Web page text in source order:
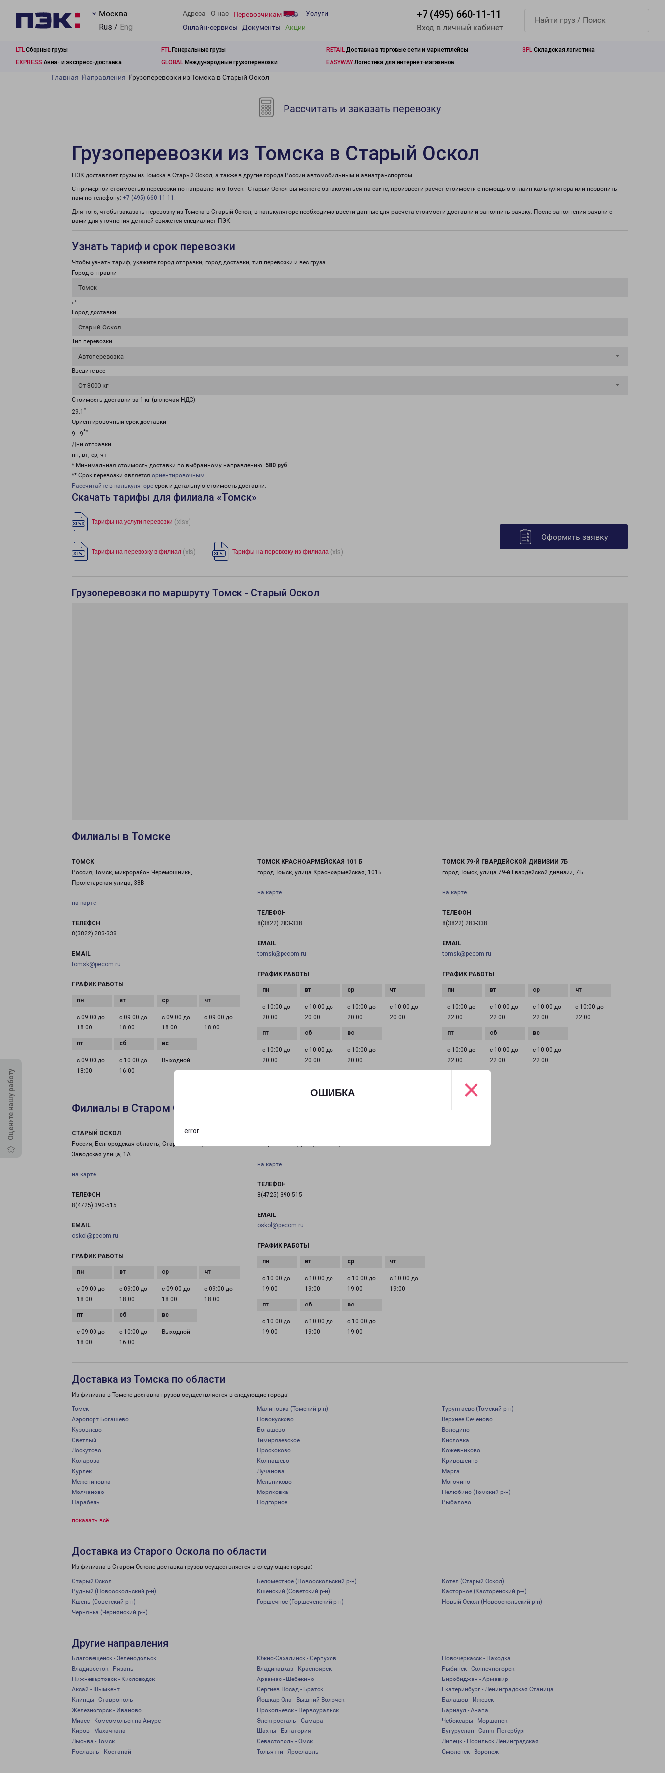
ОШИБКА
error
×
Москва
Rus / Eng
Адреса О нас Перевозчикам
Услуги
Онлайн-сервисы
Документы Акции
+7 (495) 660-11-11
Вход в личный кабинет
LTLСборные грузы FTLГенеральные грузы RETAILДоставка в торговые сети и маркетплейсы 3PL Складская логистика
EXPRESS Авиа- и экспресс-доставка GLOBALМеждународные грузоперевозки EASYWAYЛогистика для интернет-магазинов
Оцените нашу работу
Главная Направления Грузоперевозки из Томска в Старый Оскол
Рассчитать и заказать перевозку
Грузоперевозки из Томска в Старый Оскол
ПЭК доставляет грузы из Томска в Старый Оскол, а также в другие города России автомобильным и авиатранспортом.
С примерной стоимостью перевозки по направлению Томск - Старый Оскол вы можете ознакомиться на сайте, произвести расчет стоимости с помощью онлайн-калькулятора или позвонить
нам по телефону: +7 (495) 660-11-11 .
Для того, чтобы заказать перевозку из Томска в Старый Оскол, в калькуляторе необходимо ввести данные для расчета стоимости доставки и заполнить заявку. После заполнения заявки с
вами для уточнения деталей свяжется специалист ПЭК.
Узнать тариф и срок перевозки
Чтобы узнать тариф, укажите город отправки, город доставки, тип перевозки и вес груза.
Город отправки
Томск
⇄
Город доставки
Старый Оскол
Тип перевозки
Автоперевозка
Введите вес
От 3000 кг
Стоимость доставки за 1 кг (включая НДС)
29.1 *
Ориентировочный срок доставки
9 - 9**
Дни отправки
пн, вт, ср, чт
* Минимальная стоимость доставки по выбранному направлению: 580 руб.
** Срок перевозки является ориентировочным
Рассчитайте в калькуляторе срок и детальную стоимость доставки.
Скачать тарифы для филиала «Томск»
Тарифы на услуги перевозки (xlsx)
Тарифы на перевозку в филиал (xls) Тарифы на перевозку из филиала (xls)
Оформить заявку
Грузоперевозки по маршруту Томск - Старый Оскол
Филиалы в Томске
ТОМСК
Россия, Томск, микрорайон Черемошники,
Пролетарская улица, 38В
на карте
ТЕЛЕФОН
8(3822) 283-338
EMAIL
tomsk@pecom.ru
ГРАФИК РАБОТЫ
с 09:00 до
18:00
с 09:00 до
18:00
с 09:00 до
18:00
с 09:00 до
18:00
с 09:00 до
18:00
с 10:00 до
16:00
Выходной
ТОМСК КРАСНОАРМЕЙСКАЯ 101 Б
город Томск, улица Красноармейская, 101Б
на карте
ТЕЛЕФОН
8(3822) 283-338
EMAIL
tomsk@pecom.ru
ГРАФИК РАБОТЫ
с 10:00 до
20:00
с 10:00 до
20:00
с 10:00 до
20:00
с 10:00 до
20:00
с 10:00 до
20:00
с 10:00 до
20:00
с 10:00 до
20:00
ТОМСК 79-Й ГВАРДЕЙСКОЙ ДИВИЗИИ 7Б
город Томск, улица 79-й Гвардейской дивизии, 7Б
на карте
ТЕЛЕФОН
8(3822) 283-338
EMAIL
tomsk@pecom.ru
ГРАФИК РАБОТЫ
с 10:00 до
22:00
с 10:00 до
22:00
с 10:00 до
22:00
с 10:00 до
22:00
с 10:00 до
22:00
с 10:00 до
22:00
с 10:00 до
22:00
Филиалы в Старом Осколе
СТАРЫЙ ОСКОЛ
Россия, Белгородская область, Старый Оскол,
Заводская улица, 1А
на карте
ТЕЛЕФОН
8(4725) 390-515
EMAIL
oskol@pecom.ru
ГРАФИК РАБОТЫ
с 09:00 до
18:00
с 09:00 до
18:00
с 09:00 до
18:00
с 09:00 до
18:00
с 09:00 до
18:00
с 10:00 до
16:00
Выходной
на карте
ТЕЛЕФОН
8(4725) 390-515
EMAIL
oskol@pecom.ru
ГРАФИК РАБОТЫ
с 10:00 до
19:00
с 10:00 до
19:00
с 10:00 до
19:00
с 10:00 до
19:00
с 10:00 до
19:00
с 10:00 до
19:00
с 10:00 до
19:00
Доставка из Томска по области
Из филиала в Томске доставка грузов осуществляется в следующие города:
Томск Малиновка (Томский р-н)
Турунтаево (Томский р-н)
Аэропорт Богашево
Новокусково
Верхнее Сеченово
Кузовлево
Богашево
Володино
Светлый
Тимирязевское
Кисловка
Лоскутово
Проскоково
Кожевниково
Коларова
Колпашево
Кривошеино
Курлек
Лучанова
Марга
Межениновка
Мельниково
Могочино
Молчаново
Моряковка
Нелюбино (Томский р-н)
Парабель
Подгорное Рыбалово
показать всё
Доставка из Старого Оскола по области
Из филиала в Старом Осколе доставка грузов осуществляется в следующие города:
Старый Оскол Беломестное (Новооскольский р-н)
Котел (Старый Оскол)
Рудный (Новооскольский р-н)
Кшенский (Советский р-н)
Касторное (Касторенский р-н)
Кшень (Советский р-н)
Горшечное (Горшеченский р-н)
Новый Оскол (Новооскольский р-н)
Чернянка (Чернянский р-н)
Другие направления
Благовещенск - Зеленодольск Южно-Сахалинск - Серпухов
Новочеркасск - Находка
Владивосток - Рязань
Владикавказ - Красноярск
Рыбинск - Солнечногорск
Нижневартовск - Кисловодск
Арзамас - Шебекино
Биробиджан - Армавир
Аксай - Шымкент
Сергиев Посад - Братск
Екатеринбург - Ленинградская Станица
Клинцы - Ставрополь
Йошкар-Ола - Вышний Волочек
Балашов - Ижевск
Железногорск - Иваново
Прокопьевск - Первоуральск
Барнаул - Анапа
Миасс - Комсомольск-на-Амуре
Электросталь - Самара
Чебоксары - Моршанск
Киров - Махачкала
Шахты - Евпатория
Бугуруслан - Санкт-Петербург
Лысьва - Томск
Севастополь - Омск
Липецк - Норильск Ленинградская
Рославль - Костанай
Тольятти - Ярославль Смоленск - Воронеж